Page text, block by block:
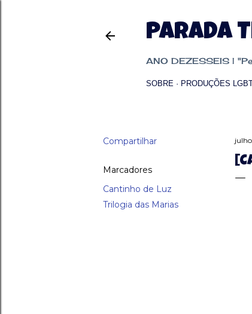
PARADA
ANO DEZESSEIS |
SOBRE PRODUÇÕES
Compartilhar
Marcadores
Cantinho de Luz
Trilogia das Marias